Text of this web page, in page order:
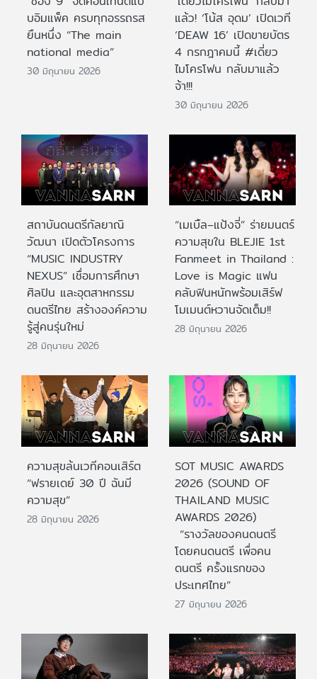
บอิมแพ็ค ครบทุกอรรถรส
ยืนหนึ่ง “The main
national media”
30 มิถุนายน 2026
แล้ว! ‘โน้ส อุดม’ เปิดเวที
‘DEAW 16’ เปิดขายบัตร
4 กรกฎาคมนี้ #เดี่ยว
ไมโครโฟน กลับมาแล้ว
จ้า!!!
30 มิถุนายน 2026
สถาบันดนตรีกัลยาณิ
วัฒนา เปิดตัวโครงการ
“MUSIC INDUSTRY
NEXUS” เชื่อมการศึกษา
ศิลปิน และอุตสาหกรรม
ดนตรีไทย สร้างองค์ความ
รู้สู่คนรุ่นใหม่
28 มิถุนายน 2026
“เมเบิ้ล–แป้งจี่” ร่ายมนตร์
ความสุขใน BLEJIE 1st
Fanmeet in Thailand :
Love is Magic แฟน
คลับฟินหนักพร้อมเสิร์ฟ
โมเมนต์หวานจัดเต็ม!!
28 มิถุนายน 2026
ความสุขล้นเวทีคอนเสิร์ต
“ฟรายเดย์ 30 ปี ฉันมี
ความสุข”
28 มิถุนายน 2026
SOT MUSIC AWARDS
2026 (SOUND OF
THAILAND MUSIC
AWARDS 2026)
“รางวัลของคนดนตรี
โดยคนดนตรี เพื่อคน
ดนตรี ครั้งแรกของ
ประเทศไทย”
27 มิถุนายน 2026